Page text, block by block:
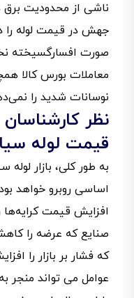
ناشی از محدودیت برق
جهش در قیمت لوله را
صورت افسارگسیخته
معاملات بورس کالا
نوسانات شدید را
نظر کارشناسان
قیمت لوله سیاه
اساسی روبرو خواهد
افزایش قیمت کرایه‌ها
صنایع که عرضه را
که فشار بر بازار را
عوامل می تواند منجر